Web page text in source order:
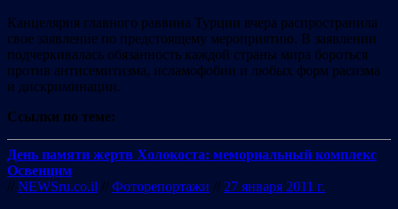
Канцелярия главного раввина Турции вчера распространила
свое заявление по предстоящему мероприятию. В заявлении
подчеркивалась обязанность каждой страны мира бороться
против антисемитизма, исламофобии и любых форм расизма
и дискриминации.
Ссылки по теме:
День памяти жертв Холокоста: мемориальный комплекс
Освенцим
// NEWSru.co.il // Фоторепортажи // 27 января 2011 г.